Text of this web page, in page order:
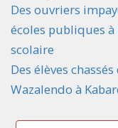
Des ouvriers
écoles publiques
scolaire
Des élèves
Wazalendo à